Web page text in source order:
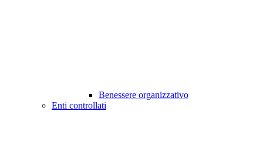
Benessere organizzativo
Enti controllati